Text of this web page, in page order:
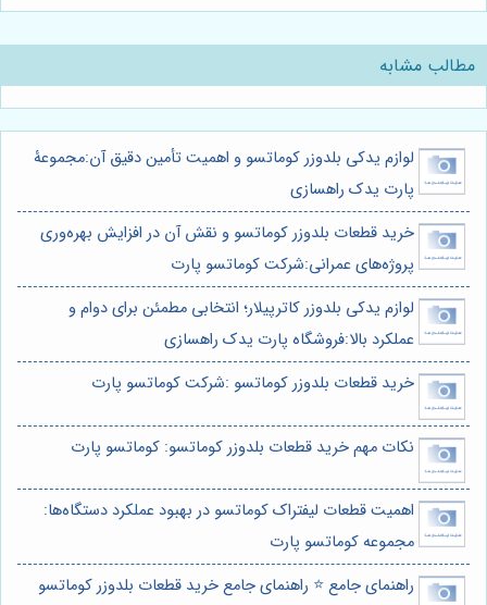
مطالب مشابه
لوازم یدکی بلدوزر کوماتسو و اهمیت تأمین دقیق آن:مجموعۀ
پارت یدک راهسازی
خرید قطعات بلدوزر کوماتسو و نقش آن در افزایش بهره‌وری
پروژه‌های عمرانی:شرکت کوماتسو پارت
لوازم یدکی بلدوزر کاترپیلار؛ انتخابی مطمئن برای دوام و
عملکرد بالا:فروشگاه پارت یدک راهسازی
خرید قطعات بلدوزر کوماتسو :شرکت کوماتسو پارت
نکات مهم خرید قطعات بلدوزر کوماتسو: کوماتسو پارت
اهمیت قطعات لیفتراک کوماتسو در بهبود عملکرد دستگاه‌ها:
مجموعه کوماتسو پارت
راهنمای جامع ⭐️ راهنمای جامع خرید قطعات بلدوزر کوماتسو